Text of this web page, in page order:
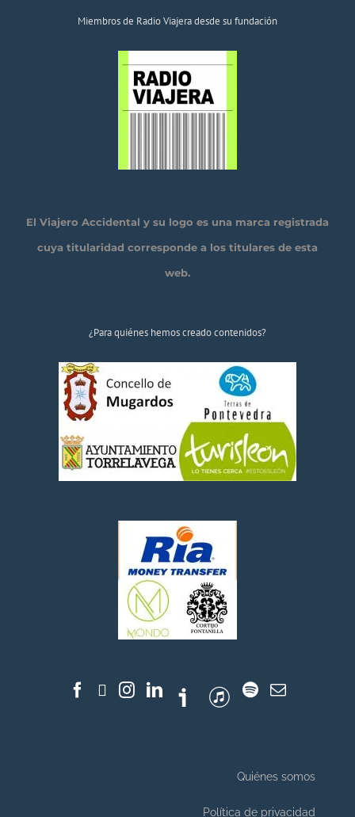
Miembros de Radio Viajera desde su fundación
El Viajero Accidental y su logo es una marca registrada
cuya titularidad corresponde a los titulares de esta
web.
¿Para quiénes hemos creado contenidos?
Quiénes somos
Política de privacidad